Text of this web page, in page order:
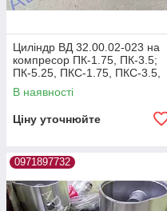
Циліндр ВД 32.00.02-023 на
компресор ПК-1.75, ПК-3.5;
ПК-5.25, ПКС-1.75, ПКС-3.5,
ПКС-5.25, ПКСД-5.25
В наявності
Ціну уточнюйте
0971897732